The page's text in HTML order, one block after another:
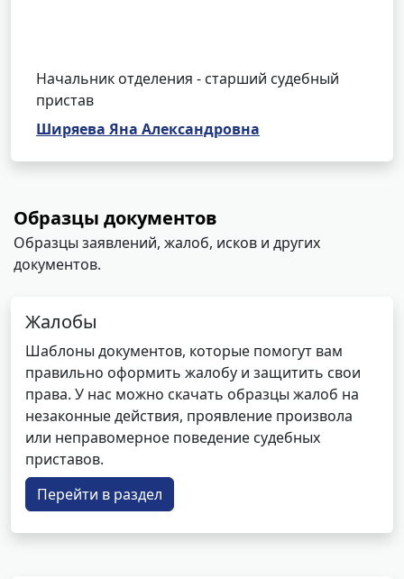
Начальник отделения - старший судебный
пристав
Ширяева Яна Александровна
Образцы документов
Образцы заявлений, жалоб, исков и других
документов.
Жалобы
Шаблоны документов, которые помогут вам
правильно оформить жалобу и защитить свои
права. У нас можно скачать образцы жалоб на
незаконные действия, проявление произвола
или неправомерное поведение судебных
приставов.
Перейти в раздел